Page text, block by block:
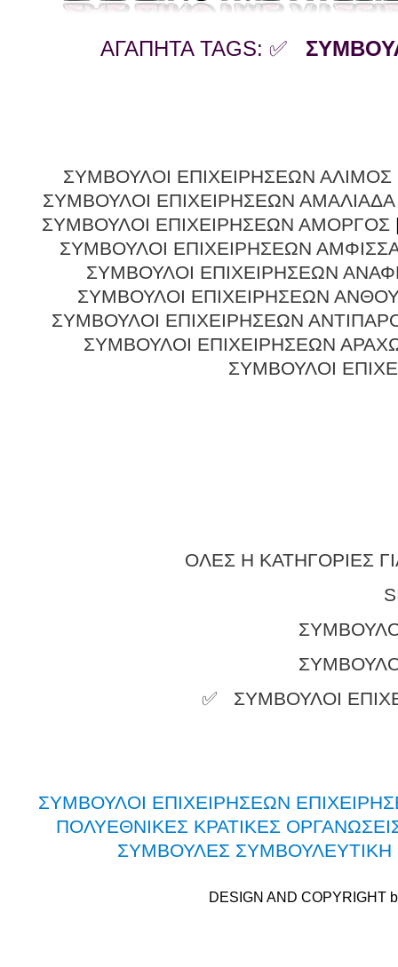
ΑΓΑΠΗΤΑ TAGS: ✅
ΟΛΕΣ Η ΚΑΤΗΓΟΡΙΕΣ
✅ ΣΥΜΒΟΥΛΟΙ
ΣΥΜΒΟΥΛΟΙ ΕΠΙΧΕΙΡΗΣΕΩΝ
ΠΟΛΥΕΘΝΙΚΕΣ ΚΡΑΤΙΚΕΣ
ΣΥΜΒΟΥΛΕΣ ΣΥΜΒΟΥΛΕΥΤΙΚΗ
DESIGN AND
ΣΥΜΒΟΥΛΟΙ ΕΠΙΧΕΙΡΗΣΕΩΝ ΑΛΙΜΟΣ
ΣΥΜΒΟΥΛΟΙ ΕΠΙΧΕΙΡΗΣΕΩΝ ΑΜΑΛΙΑΔΑ
ΣΥΜΒΟΥΛΟΙ ΕΠΙΧΕΙΡΗΣΕΩΝ ΑΜΟΡΓΟΣ
ΣΥΜΒΟΥΛΟΙ ΕΠΙΧΕΙΡΗΣΕΩΝ
ΣΥΜΒΟΥΛΟΙ ΕΠΙΧΕΙΡΗΣΕΩΝ
ΣΥΜΒΟΥΛΟΙ ΕΠΙΧΕΙΡΗΣΕΩΝ
ΣΥΜΒΟΥΛΟΙ ΕΠΙΧΕΙΡΗΣΕΩΝ
ΣΥΜΒΟΥΛΟΙ ΕΠΙΧΕΙΡΗΣΕΩΝ
ΣΥΜΒΟΥΛΟΙ